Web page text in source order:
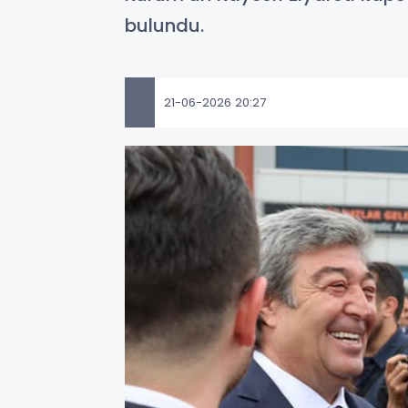
bulundu.
21-06-2026 20:27